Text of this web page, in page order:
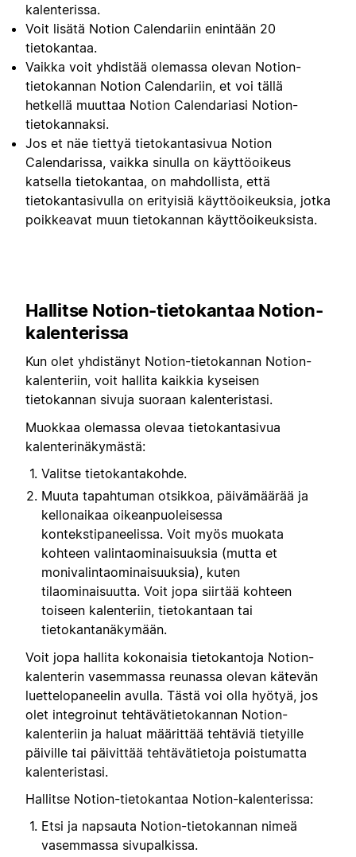
kalenterissa.
Voit lisätä Notion Calendariin enintään 20
tietokantaa.
Vaikka voit yhdistää olemassa olevan Notion-
tietokannan Notion Calendariin, et voi tällä
hetkellä muuttaa Notion Calendariasi Notion-
tietokannaksi.
Jos et näe tiettyä tietokantasivua Notion
Calendarissa, vaikka sinulla on käyttöoikeus
katsella tietokantaa, on mahdollista, että
tietokantasivulla on erityisiä käyttöoikeuksia, jotka
poikkeavat muun tietokannan käyttöoikeuksista.
Hallitse Notion-tietokantaa Notion-
kalenterissa
Kun olet yhdistänyt Notion-tietokannan Notion-
kalenteriin, voit hallita kaikkia kyseisen
tietokannan sivuja suoraan kalenteristasi.
Muokkaa olemassa olevaa tietokantasivua
kalenterinäkymästä:
Valitse tietokantakohde.
Muuta tapahtuman otsikkoa, päivämäärää ja
kellonaikaa oikeanpuoleisessa
kontekstipaneelissa. Voit myös muokata
kohteen valintaominaisuuksia (mutta et
monivalintaominaisuuksia), kuten
tilaominaisuutta. Voit jopa siirtää kohteen
toiseen kalenteriin, tietokantaan tai
tietokantanäkymään.
Voit jopa hallita kokonaisia tietokantoja Notion-
kalenterin vasemmassa reunassa olevan kätevän
luettelopaneelin avulla. Tästä voi olla hyötyä, jos
olet integroinut tehtävätietokannan Notion-
kalenteriin ja haluat määrittää tehtäviä tietyille
päiville tai päivittää tehtävätietoja poistumatta
kalenteristasi.
Hallitse Notion-tietokantaa Notion-kalenterissa:
Etsi ja napsauta Notion-tietokannan nimeä
vasemmassa sivupalkissa.